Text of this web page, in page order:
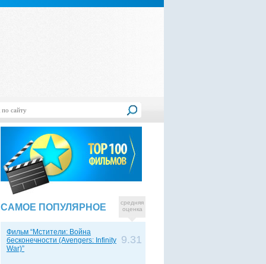
САМОЕ ПОПУЛЯРНОЕ
средняя
оценка
Фильм “Мстители: Война
бесконечности (Avengers: Infinity
War)”
9.31